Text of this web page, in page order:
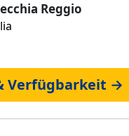
Reggio
Verfügbarkeit →